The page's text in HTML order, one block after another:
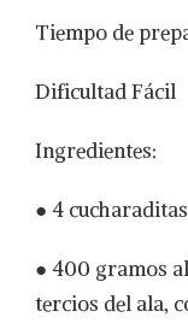
Tiempo de
Dificultad Fácil
Ingredientes:
● 4
● 400 gramos
tercios del ala,